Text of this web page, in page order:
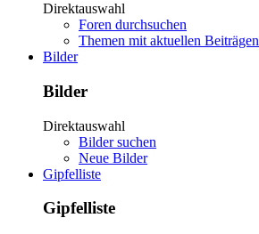
Direktauswahl
Foren durchsuchen
Themen mit aktuellen Beiträgen
Bilder
Bilder
Direktauswahl
Bilder suchen
Neue Bilder
Gipfelliste
Gipfelliste